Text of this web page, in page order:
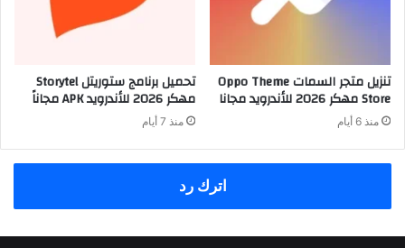
تنزيل متجر السمات Oppo Theme
Store مهكر 2026 للأندرويد مجانا
منذ 6 أيام
تحميل برنامج ستوريتل Storytel
مهكر 2026 للأندرويد APK مجاناً
منذ 7 أيام
اترك رد